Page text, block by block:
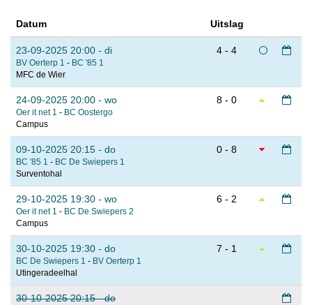
Datum Uitslag
23-09-2025 20:00 - di
BV Oerterp 1 - BC '85 1
MFC de Wier
4 - 4
24-09-2025 20:00 - wo
Oer it net 1 - BC Oostergo
Campus
8 - 0
09-10-2025 20:15 - do
BC '85 1 - BC De Swiepers 1
Surventohal
0 - 8
29-10-2025 19:30 - wo
Oer it net 1 - BC De Swiepers 2
Campus
6 - 2
30-10-2025 19:30 - do
BC De Swiepers 1 - BV Oerterp 1
Utingeradeelhal
7 - 1
30-10-2025 20:15 - do